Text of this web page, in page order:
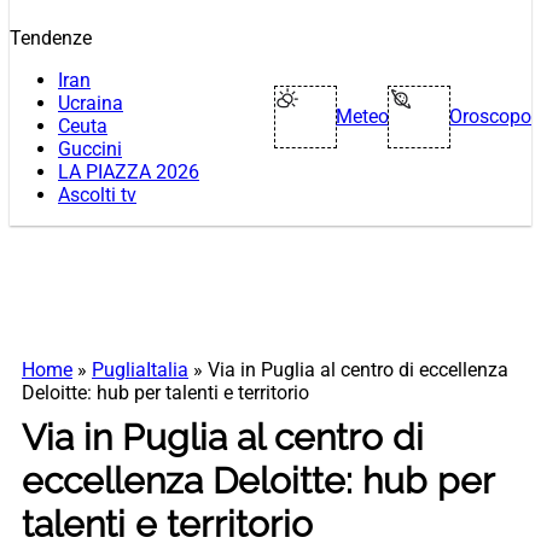
Tendenze
Iran
Ucraina
Ceuta
Guccini
LA PIAZZA 2026
Ascolti tv
Meteo Oroscopo
Home » PugliaItalia » Via in Puglia al centro di eccellenza
Deloitte: hub per talenti e territorio
Via in Puglia al centro di
eccellenza Deloitte: hub per
talenti e territorio